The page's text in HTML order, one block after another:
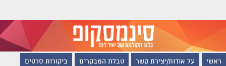
ראשי על אודות/יצירת קשר טבלת המבקרים ביקורות סרטים